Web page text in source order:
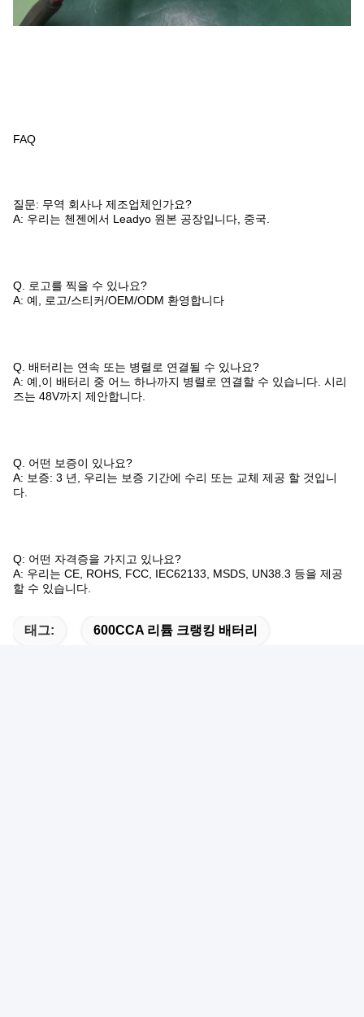
FAQ
질문: 무역 회사나 제조업체인가요?
A: 우리는 첸젠에서 Leadyo 원본 공장입니다, 중국.
Q. 로고를 찍을 수 있나요?
A: 예, 로고/스티커/OEM/ODM 환영합니다
Q. 배터리는 연속 또는 병렬로 연결될 수 있나요?
A: 예,이 배터리 중 어느 하나까지 병렬로 연결할 수 있습니다. 시리
즈는 48V까지 제안합니다.
Q. 어떤 보증이 있나요?
A: 보증: 3 년, 우리는 보증 기간에 수리 또는 교체 제공 할 것입니
다.
Q: 어떤 자격증을 가지고 있나요?
A: 우리는 CE, ROHS, FCC, IEC62133, MSDS, UN38.3 등을 제공
할 수 있습니다.
태그: 600CCA 리튬 크랭킹 배터리